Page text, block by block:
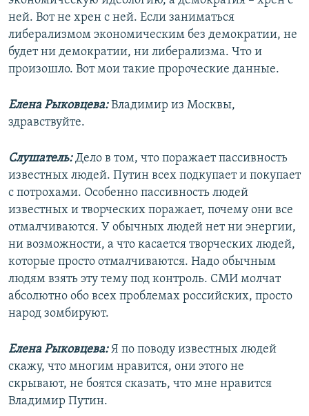
ней. Вот не хрен с ней. Если заниматься
либерализмом экономическим без демократии, не
будет ни демократии, ни либерализма. Что и
произошло. Вот мои такие пророческие данные.
Елена Рыковцева:Владимир из Москвы,
здравствуйте.
Слушатель:Дело в том, что поражает пассивность
известных людей. Путин всех подкупает и покупает
с потрохами. Особенно пассивность людей
известных и творческих поражает, почему они все
отмалчиваются. У обычных людей нет ни энергии,
ни возможности, а что касается творческих людей,
которые просто отмалчиваются. Надо обычным
людям взять эту тему под контроль. СМИ молчат
абсолютно обо всех проблемах российских, просто
народ зомбируют.
Елена Рыковцева:Я по поводу известных людей
скажу, что многим нравится, они этого не
скрывают, не боятся сказать, что мне нравится
Владимир Путин.